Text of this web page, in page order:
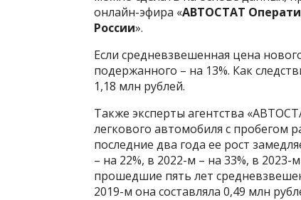
онлайн-эфира «АВТОСТАТ
России».
Если средневзвешенная цена
подержанного – на 13%. Как
1,18 млн рублей.
Также эксперты агентства
легкового автомобиля с пробегом
последние два года ее рост
– на 22%, в 2022-м – на 33%, в
прошедшие пять лет
2019-м она составляла 0,49 млн